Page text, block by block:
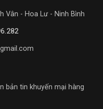
Vân - Hoa Lư - Ninh Bình
bản tin khuyến mại hàng